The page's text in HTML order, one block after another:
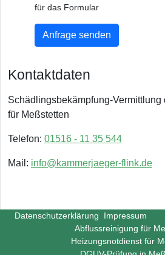
für das Formular
Anfrage senden
Kontaktdaten
Schädlingsbekämpfung-Vermittlung
für Meßstetten
Telefon: 01516 - 11 35 544
Mail: info@kammerjaeger-flink.de
Datenschutzerklärung
Impressum
Abflussreinigung für
Heizungsnotdienst für